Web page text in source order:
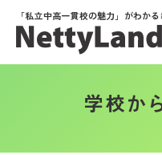
「私立中高一貫校の魅力」がわかる
ア
学校か